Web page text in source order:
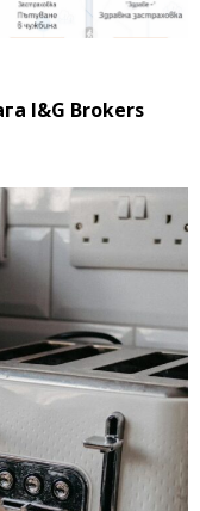
I&G Brokers